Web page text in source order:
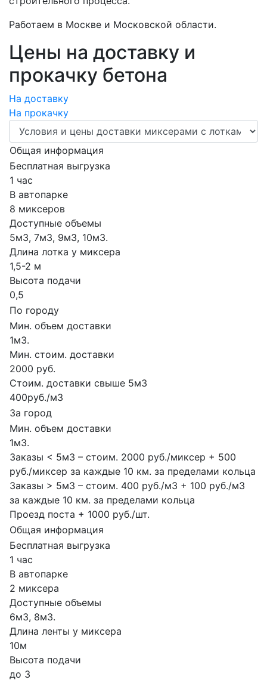
Работаем в Москве и Московской области.
Цены на доставку и
прокачку бетона
На доставку
На прокачку
Общая информация
Бесплатная выгрузка
1 час
В автопарке
8 миксеров
Доступные объемы
5м3, 7м3, 9м3, 10м3.
Длина лотка у миксера
1,5-2 м
Высота подачи
0,5
По городу
Мин. объем доставки
1м3.
Мин. стоим. доставки
2000 руб.
Стоим. доставки свыше 5м3
400руб./м3
За город
Мин. объем доставки
1м3.
Заказы < 5м3 – стоим. 2000 руб./миксер + 500
руб./миксер за каждые 10 км. за пределами кольца
Заказы > 5м3 – стоим. 400 руб./м3 + 100 руб./м3
за каждые 10 км. за пределами кольца
Проезд поста + 1000 руб./шт.
Общая информация
Бесплатная выгрузка
1 час
В автопарке
2 миксера
Доступные объемы
6м3, 8м3.
Длина ленты у миксера
10м
Высота подачи
до 3